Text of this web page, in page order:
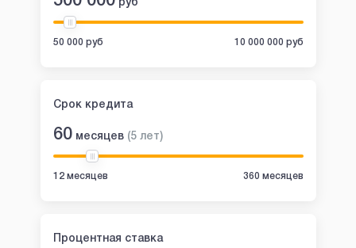
руб
50 000 руб 10 000 000 руб
Срок кредита
60 месяцев (5 лет)
12 месяцев 360 месяцев
Процентная ставка